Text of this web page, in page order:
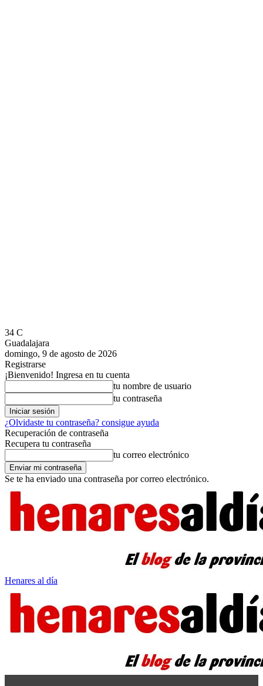
34 C
Guadalajara
domingo, 9 de agosto de 2026
Registrarse
¡Bienvenido! Ingresa en tu cuenta
tu nombre de usuario
tu contraseña
¿Olvidaste tu contraseña? consigue ayuda
Recuperación de contraseña
Recupera tu contraseña
tu correo electrónico
Se te ha enviado una contraseña por correo electrónico.
Henares al día